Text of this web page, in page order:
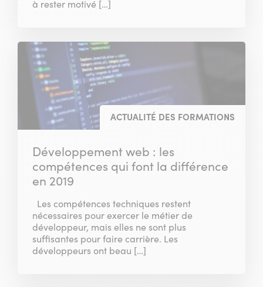
à rester motivé […]
ACTUALITÉ DES FORMATIONS
Développement web : les
compétences qui font la différence
en 2019
Les compétences techniques restent
nécessaires pour exercer le métier de
développeur, mais elles ne sont plus
suffisantes pour faire carrière. Les
développeurs ont beau […]